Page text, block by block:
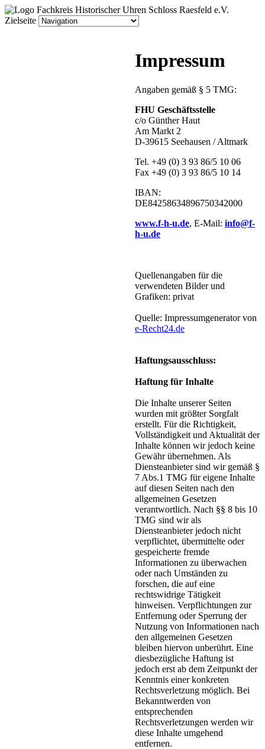
Zielseite
Impressum
Angaben gemäß § 5 TMG:
FHU Geschäftsstelle
c/o Günther Haut
Am Markt 2
D-39615 Seehausen / Altmark
Tel. +49 (0) 3 93 86/5 10 06
Fax +49 (0) 3 93 86/5 10 14
IBAN:
DE84258634896750342000
www.f-h-u.de, E-Mail: info@f-
h-u.de
Quellenangaben für die
verwendeten Bilder und
Grafiken: privat
Quelle: Impressumgenerator von
e-Recht24.de
Haftungsausschluss:
Haftung für Inhalte
Die Inhalte unserer Seiten
wurden mit größter Sorgfalt
erstellt. Für die Richtigkeit,
Vollständigkeit und Aktualität der
Inhalte können wir jedoch keine
Gewähr übernehmen. Als
Diensteanbieter sind wir gemäß §
7 Abs.1 TMG für eigene Inhalte
auf diesen Seiten nach den
allgemeinen Gesetzen
verantwortlich. Nach §§ 8 bis 10
TMG sind wir als
Diensteanbieter jedoch nicht
verpflichtet, übermittelte oder
gespeicherte fremde
Informationen zu überwachen
oder nach Umständen zu
forschen, die auf eine
rechtswidrige Tätigkeit
hinweisen. Verpflichtungen zur
Entfernung oder Sperrung der
Nutzung von Informationen nach
den allgemeinen Gesetzen
bleiben hiervon unberührt. Eine
diesbezügliche Haftung ist
jedoch erst ab dem Zeitpunkt der
Kenntnis einer konkreten
Rechtsverletzung möglich. Bei
Bekanntwerden von
entsprechenden
Rechtsverletzungen werden wir
diese Inhalte umgehend
entfernen.